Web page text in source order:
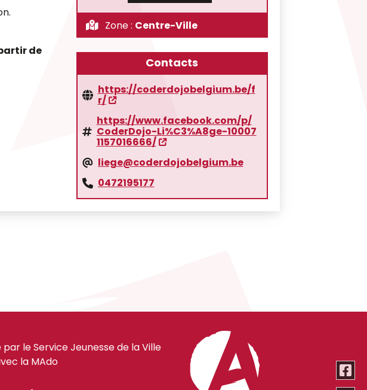
de
Zone : Centre-Ville
Contacts
https://coderdojobelgium.be/f
r/
https://www.facebook.com/p/
CoderDojo-Li%C3%A8ge-10007
1157016666/
liege@coderdojobelgium.be
0472195177
le Service Jeunesse de la Ville
la MAdo